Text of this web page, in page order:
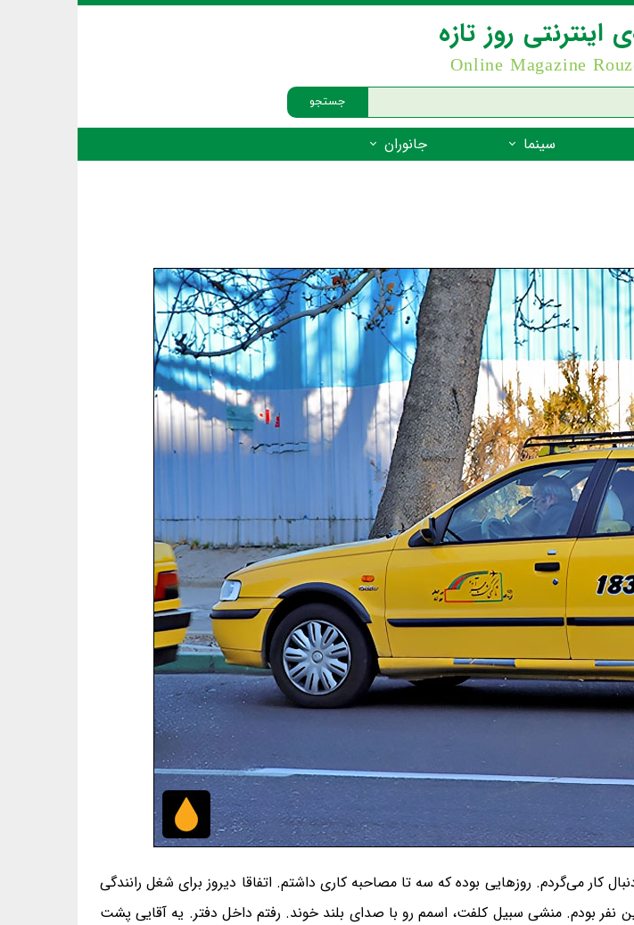
جستجو
اینترنتی روز تازه
Online Magazine
سینما جانوران
جانوران مهره‌دار - دوزیستان
جانوران مهره‌دار - ماهیان
جانوران مهره‌دار - فهرست‌ها
دکترا رو گرفتم با معدل ۱۷ از دانشگاه تهران. به‌هرحال ۶ ماهه دنبال کار می‌گردم. روزهایی بوده که سه تا مصاحبه کاری داشتم. اتفاقا دیروز برای شغل رانندگی
بودم. منشی سبیل کلفت، اسمم رو با صدای بلند خوند. رفتم داخل دفتر. یه آقایی پشت